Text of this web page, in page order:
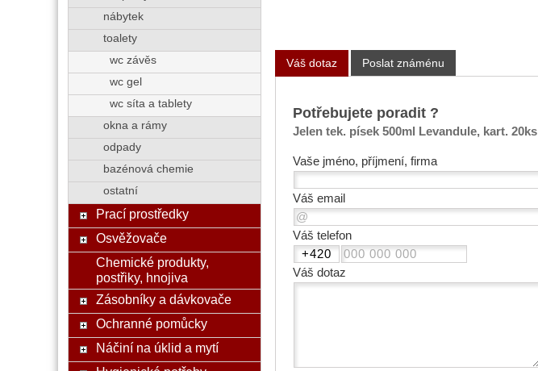
Váš dotaz Poslat známénu
Potřebujete poradit ?
Jelen tek. písek 500ml Levandule, kart. 20ks
Vaše jméno, příjmení, firma
Váš email
Váš telefon
Váš dotaz
nábytek
toalety
wc závěs
wc gel
wc síta a tablety
okna a rámy
odpady
bazénová chemie
ostatní
Prací prostředky
Osvěžovače
Chemické produkty,
postřiky, hnojiva
Zásobníky a dávkovače
Ochranné pomůcky
Náčiní na úklid a mytí